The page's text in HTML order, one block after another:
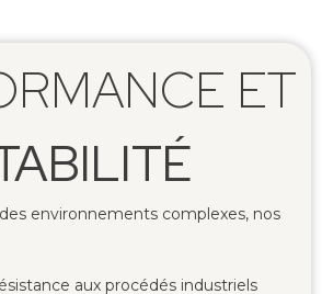
ET
environnements complexes, nos
aux procédés industriels